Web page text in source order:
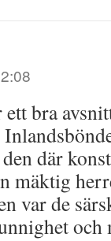
bra
där
mäktig
var de
och